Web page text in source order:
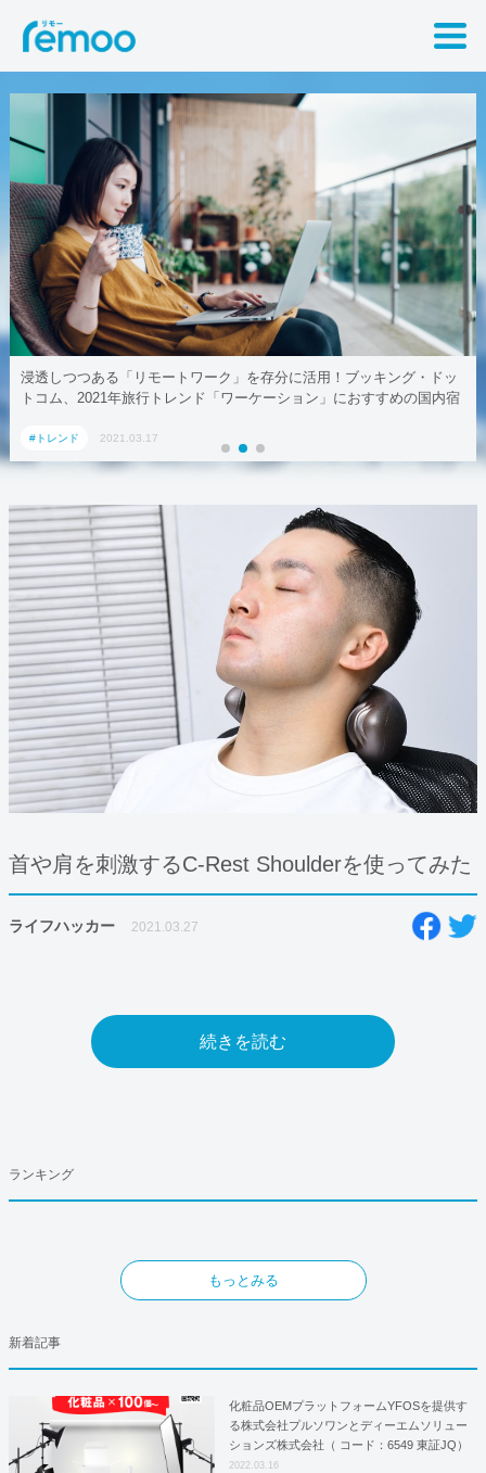
浸透しつつある「リモートワーク」を存分に活用！ブッキング・ドッ
トコム、2021年旅行トレンド「ワーケーション」におすすめの国内宿
#トレンド 2021.03.17
首や肩を刺激するC-Rest Shoulderを使ってみた
ライフハッカー 2021.03.27
続きを読む
ランキング
もっとみる
新着記事
化粧品OEMプラットフォームYFOSを提供す
る株式会社プルソワンとディーエムソリュー
ションズ株式会社（ コード：6549 東証JQ）
はYFOSにおけるロジスティクスパートナー
2022.03.16